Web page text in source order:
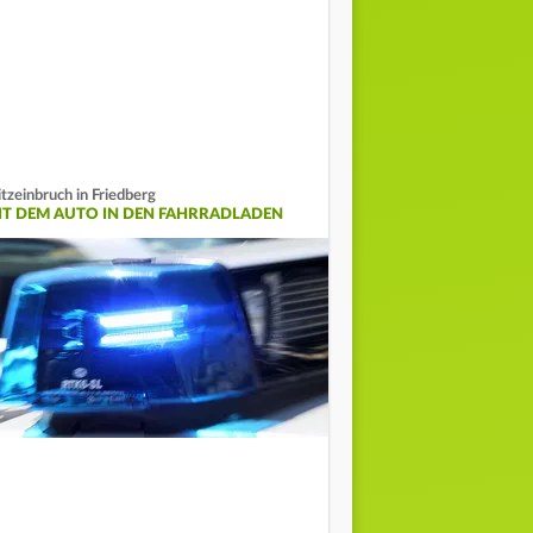
in Friedberg
DEM AUTO IN DEN FAHRRADLADEN